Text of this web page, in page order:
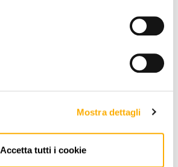
Mostra dettagli
Accetta tutti i cookie